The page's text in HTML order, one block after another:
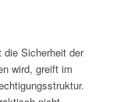
die Sicherheit der
wird, greift im